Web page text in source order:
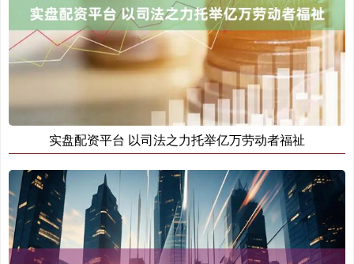
实盘配资平台 以司法之力托举亿万劳动者福祉